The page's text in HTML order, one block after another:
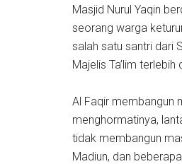
Masjid Nurul Yaqin
seorang warga
salah satu santri dari
Majelis Ta’lim terlebih
Al Faqir membangun
menghormatinya,
tidak membangun
Madiun, dan